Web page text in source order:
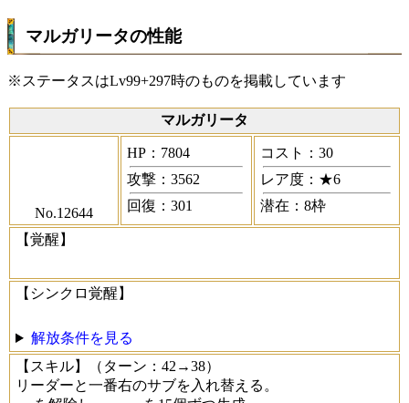
マルガリータの性能
※ステータスはLv99+297時のものを掲載しています
マルガリータ
No.12644
HP：7804
攻撃：3562
回復：301
コスト：30
レア度：★6
潜在：8枠
【覚醒】
【シンクロ覚醒】
解放条件を見る
【スキル】
（ターン：42→38）
リーダーと一番右のサブを入れ替える。